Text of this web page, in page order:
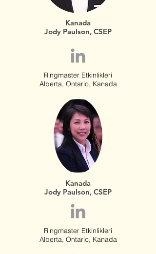
Kanada
Jody Paulson, CSEP
Ringmaster Etkinlikleri
Alberta, Ontario, Kanada
Kanada
Jody Paulson, CSEP
Ringmaster Etkinlikleri
Alberta, Ontario, Kanada